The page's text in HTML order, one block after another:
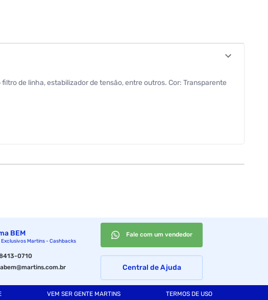
de linha, estabilizador de tensão, entre outros. Cor: Transparente
BEM
Martins - Cashbacks
0710
Fale com um vendedor
Central de Ajuda
VEM SER GENTE MARTINS TERMOS DE USO